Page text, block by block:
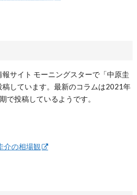
サイト モーニングスターで「中原圭
しています。最新のコラムは2021年
で投稿しているようです。
介の相場観